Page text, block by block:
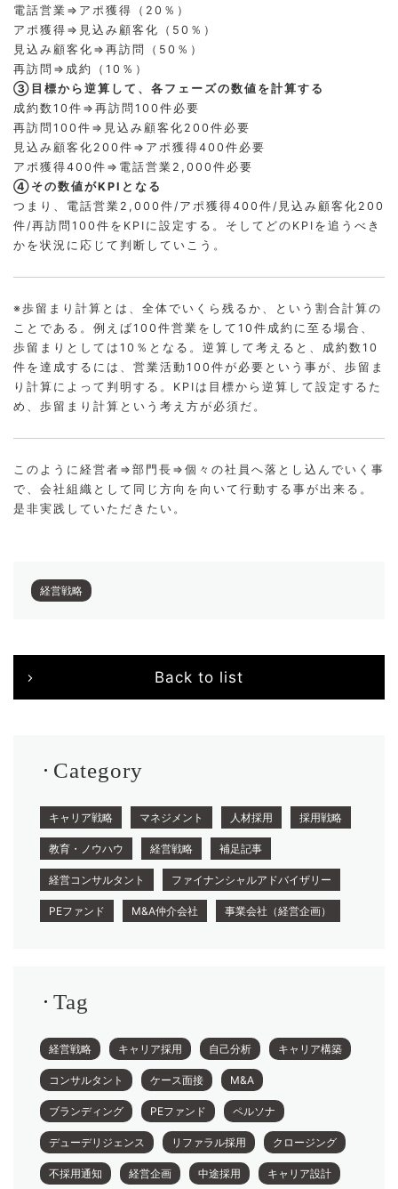
電話営業⇒アポ獲得（20％）
アポ獲得⇒見込み顧客化（50％）
見込み顧客化⇒再訪問（50％）
再訪問⇒成約（10％）
③目標から逆算して、各フェーズの数値を計算する
成約数10件⇒再訪問100件必要
再訪問100件⇒見込み顧客化200件必要
見込み顧客化200件⇒アポ獲得400件必要
アポ獲得400件⇒電話営業2,000件必要
④その数値がKPIとなる
つまり、電話営業2,000件/アポ獲得400件/見込み顧客化200
件/再訪問100件をKPIに設定する。そしてどのKPIを追うべき
かを状況に応じて判断していこう。
※歩留まり計算とは、全体でいくら残るか、という割合計算の
ことである。例えば100件営業をして10件成約に至る場合、
歩留まりとしては10％となる。逆算して考えると、成約数10
件を達成するには、営業活動100件が必要という事が、歩留ま
り計算によって判明する。KPIは目標から逆算して設定するた
め、歩留まり計算という考え方が必須だ。
このように経営者⇒部門長⇒個々の社員へ落とし込んでいく事
で、会社組織として同じ方向を向いて行動する事が出来る。
是非実践していただきたい。
経営戦略
Back to list
Category
キャリア戦略 マネジメント 人材採用 採用戦略
教育・ノウハウ 経営戦略 補足記事
経営コンサルタント ファイナンシャルアドバイザリー
PEファンド M&A仲介会社 事業会社（経営企画）
Tag
経営戦略 キャリア採用 自己分析 キャリア構築
コンサルタント ケース面接 M&A
ブランディング PEファンド ペルソナ
デューデリジェンス リファラル採用 クロージング
不採用通知 経営企画 中途採用 キャリア設計